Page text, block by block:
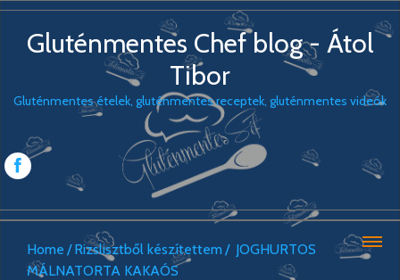
Gluténmentes Chef blog - Átol
Tibor
Gluténmentes ételek, gluténmentes receptek, gluténmentes videók
Home Rizslisztből készítettem
JOGHURTOS
MÁLNATORTA KAKAÓS